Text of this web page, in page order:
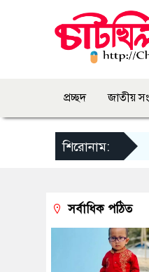
প্রচ্ছদ জাতীয়
শিরোনাম:
সর্বাধিক পঠিত